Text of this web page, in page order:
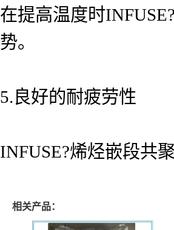
在提高温度时
势。
5.良好的耐疲劳性
INFUSE?烯烃嵌段共
相关产品：